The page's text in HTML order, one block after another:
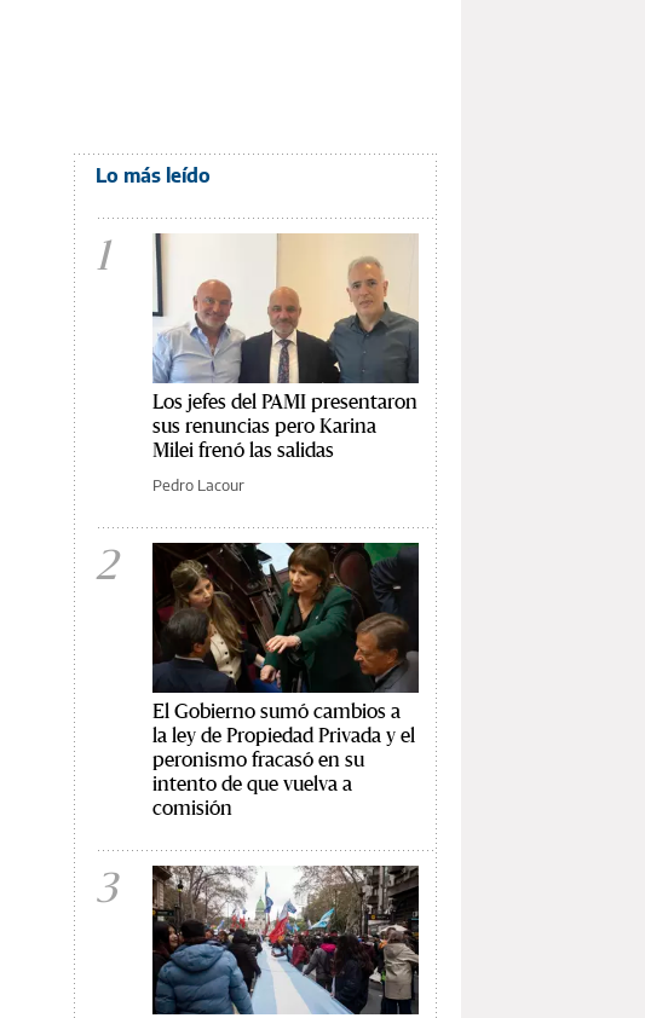
Lo más leído
1
Los jefes del PAMI presentaron
sus renuncias pero Karina
Milei frenó las salidas
Pedro Lacour
2
El Gobierno sumó cambios a
la ley de Propiedad Privada y el
peronismo fracasó en su
intento de que vuelva a
comisión
3